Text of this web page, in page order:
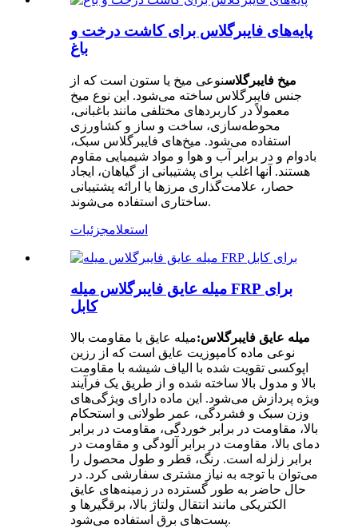
پایه‌های فایبرگلاس برای کاشت درخت و
باغ
میخ فایبرگلاسنوعی میخ یا ستون است که از
جنس فایبرگلاس ساخته می‌شود. این نوع میخ
معمولاً در کاربردهای مختلفی مانند باغبانی،
محوطه‌سازی، ساخت و ساز و کشاورزی
استفاده می‌شود. میخ‌های فایبرگلاس سبک،
بادوام و در برابر آب و هوا و مواد شیمیایی مقاوم
هستند. آنها اغلب برای پشتیبانی از گیاهان، ایجاد
حصار، علامت‌گذاری مرزها یا ارائه پشتیبانی
ساختاری استفاده می‌شوند.
استعلامجزئیات
میله عایق فایبرگلاس میله FRP برای
کابل
میله عایق فایبرگلاس:میله عایق با مقاومت بالا
نوعی ماده کامپوزیت عایق است که از رزین
اپوکسی تقویت شده با الیاف شیشه با مقاومت
بالا و مدول بالا ساخته شده و از طریق یک فرآیند
ویژه پردازش می‌شود. این ماده دارای ویژگی‌های
وزن سبک و فشردگی، عمر طولانی و استحکام
بالا، مقاومت در برابر خوردگی، مقاومت در برابر
دمای بالا، مقاومت در برابر آلودگی و مقاومت در
برابر زلزله است. رنگ، قطر و طول محصول را
می‌توان با توجه به نیاز مشتری سفارشی کرد. در
حال حاضر به طور گسترده در زمینه‌های عایق
الکتریکی مانند انتقال ولتاژ بالا، برقگیرها و
پست‌های برق استفاده می‌شود.